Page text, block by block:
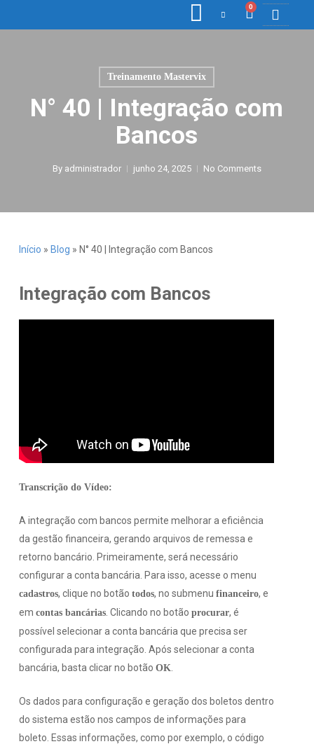
0
Treinamento Mastervix
N° 40 | Integração com
Bancos
By administrador junho 24, 2025 No Comments
Início » Blog » N° 40 | Integração com Bancos
Integração com Bancos
Transcrição do Vídeo:
A integração com bancos permite melhorar a eficiência
da gestão financeira, gerando arquivos de remessa e
retorno bancário. Primeiramente, será necessário
configurar a conta bancária. Para isso, acesse o menu
cadastros, clique no botão todos, no submenu financeiro, e
em contas bancárias. Clicando no botão procurar, é
possível selecionar a conta bancária que precisa ser
configurada para integração. Após selecionar a conta
bancária, basta clicar no botão OK
Os dados para configuração e geração dos boletos dentro
do sistema estão nos campos de informações para
boleto. Essas informações, como por exemplo, o código